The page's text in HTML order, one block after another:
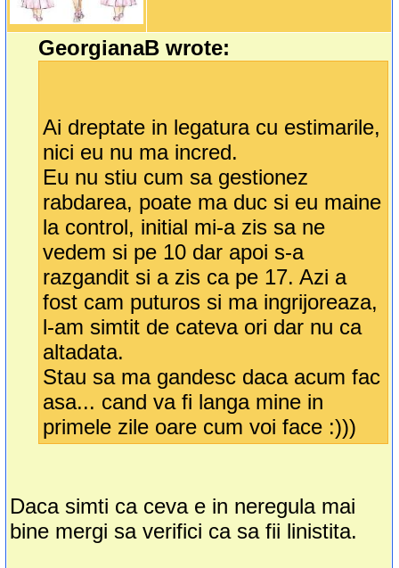
GeorgianaB wrote:
Ai dreptate in legatura cu estimarile,
nici eu nu ma incred.
Eu nu stiu cum sa gestionez
rabdarea, poate ma duc si eu maine
la control, initial mi-a zis sa ne
vedem si pe 10 dar apoi s-a
razgandit si a zis ca pe 17. Azi a
fost cam puturos si ma ingrijoreaza,
l-am simtit de cateva ori dar nu ca
altadata.
Stau sa ma gandesc daca acum fac
asa... cand va fi langa mine in
primele zile oare cum voi face :)))
Daca simti ca ceva e in neregula mai
bine mergi sa verifici ca sa fii linistita.